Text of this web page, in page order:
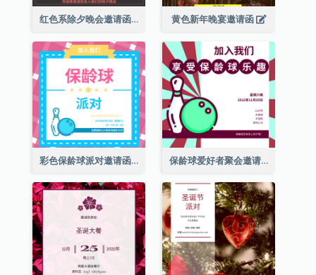
红色系除夕晚会邀请函 黄色新年晚宴邀请函
彩色保龄球派对邀请函 保龄球爱好者聚会邀请函